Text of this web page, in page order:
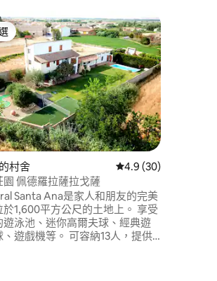
的平均評分（滿分 5 分）
村舍 從 30 則評價中獲得
4.9 (30)
園 佩德羅拉薩拉戈薩
Santa Ana是家人和朋友的完美
於1,600平方公尺的土地上。 享受
遊泳池、迷你高爾夫球、經典遊
遊戲機等。 可容納13人，提供5